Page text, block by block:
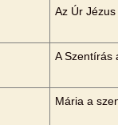
Az Úr
A Szentírás
Mária a